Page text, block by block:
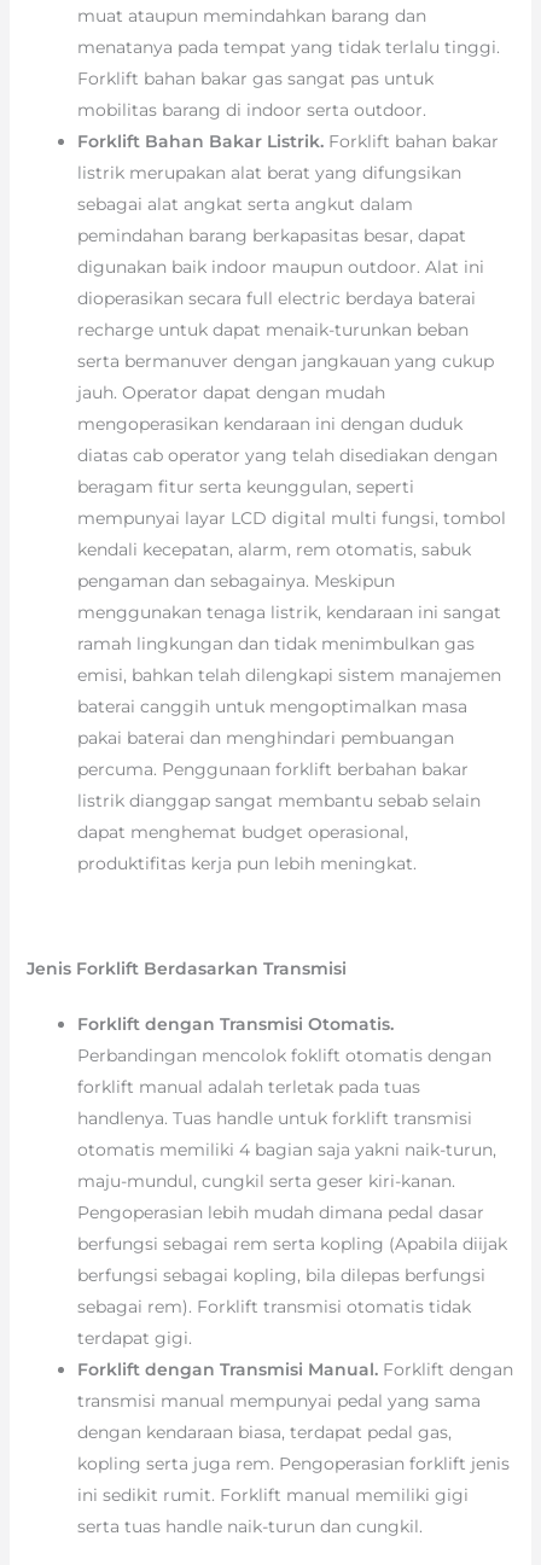
muat ataupun memindahkan barang dan
menatanya pada tempat yang tidak terlalu tinggi.
Forklift bahan bakar gas sangat pas untuk
mobilitas barang di indoor serta outdoor.
Forklift Bahan Bakar Listrik. Forklift bahan bakar
listrik merupakan alat berat yang difungsikan
sebagai alat angkat serta angkut dalam
pemindahan barang berkapasitas besar, dapat
digunakan baik indoor maupun outdoor. Alat ini
dioperasikan secara full electric berdaya baterai
recharge untuk dapat menaik-turunkan beban
serta bermanuver dengan jangkauan yang cukup
jauh. Operator dapat dengan mudah
mengoperasikan kendaraan ini dengan duduk
diatas cab operator yang telah disediakan dengan
beragam fitur serta keunggulan, seperti
mempunyai layar LCD digital multi fungsi, tombol
kendali kecepatan, alarm, rem otomatis, sabuk
pengaman dan sebagainya. Meskipun
menggunakan tenaga listrik, kendaraan ini sangat
ramah lingkungan dan tidak menimbulkan gas
emisi, bahkan telah dilengkapi sistem manajemen
baterai canggih untuk mengoptimalkan masa
pakai baterai dan menghindari pembuangan
percuma. Penggunaan forklift berbahan bakar
listrik dianggap sangat membantu sebab selain
dapat menghemat budget operasional,
produktifitas kerja pun lebih meningkat.
Jenis Forklift Berdasarkan Transmisi
Forklift dengan Transmisi Otomatis.
Perbandingan mencolok foklift otomatis dengan
forklift manual adalah terletak pada tuas
handlenya. Tuas handle untuk forklift transmisi
otomatis memiliki 4 bagian saja yakni naik-turun,
maju-mundul, cungkil serta geser kiri-kanan.
Pengoperasian lebih mudah dimana pedal dasar
berfungsi sebagai rem serta kopling (Apabila diijak
berfungsi sebagai kopling, bila dilepas berfungsi
sebagai rem). Forklift transmisi otomatis tidak
terdapat gigi.
Forklift dengan Transmisi Manual.Forklift dengan
transmisi manual mempunyai pedal yang sama
dengan kendaraan biasa, terdapat pedal gas,
kopling serta juga rem. Pengoperasian forklift jenis
ini sedikit rumit. Forklift manual memiliki gigi
serta tuas handle naik-turun dan cungkil.